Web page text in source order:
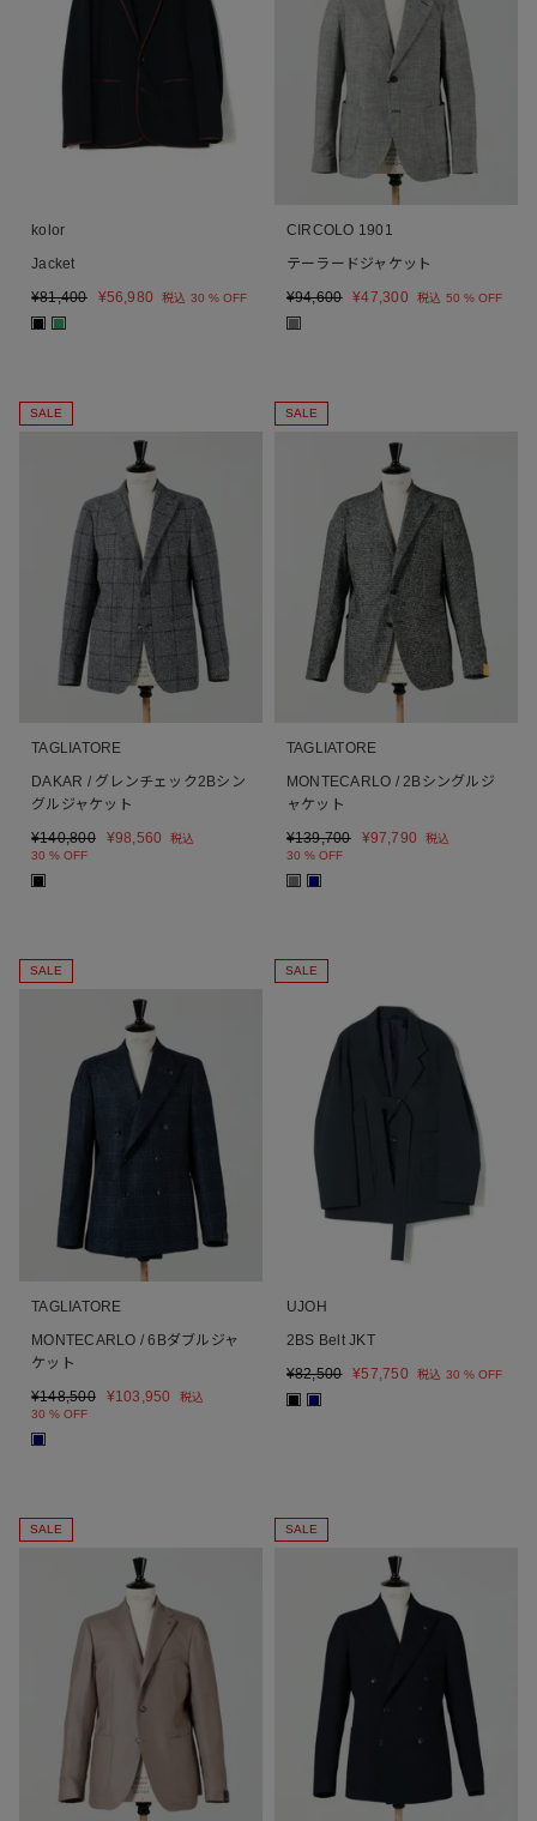
kolor
Jacket
¥81,400 ¥56,980 税込 30 % OFF
■ ■
CIRCOLO 1901
テーラードジャケット
¥94,600 ¥47,300 税込 50 % OFF
■
SALE
TAGLIATORE
DAKAR / グレンチェック2Bシン
グルジャケット
¥140,800 ¥98,560
税込
30 % OFF
SALE
TAGLIATORE
MONTECARLO / 2Bシングルジ
ャケット
¥139,700 ¥97,790
税込
30 % OFF
SALE
TAGLIATORE
MONTECARLO / 6Bダブルジャ
ケット
¥148,500 ¥103,950
税込
30 % OFF
■
SALE
UJOH
2BS Belt JKT
¥82,500 ¥57,750 税込 30 % OFF
■ ■
SALE SALE